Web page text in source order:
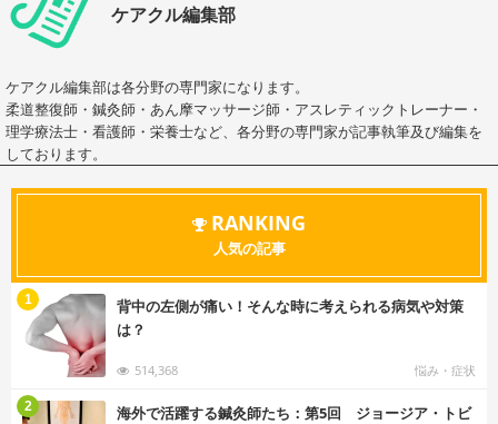
ケアクル編集部
ケアクル編集部は各分野の専門家になります。
柔道整復師・鍼灸師・あん摩マッサージ師・アスレティックトレーナー・
理学療法士・看護師・栄養士など、各分野の専門家が記事執筆及び編集を
しております。
RANKING
人気の記事
背中の左側が痛い！そんな時に考えられる病気や対策
は？
514,368 悩み・症状
1
海外で活躍する鍼灸師たち：第5回 ジョージア・トビ
2